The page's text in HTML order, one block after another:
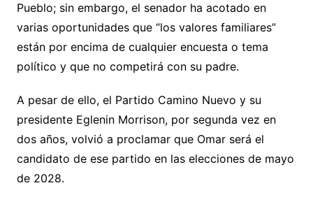
Pueblo; sin embargo, el senador ha acotado en
varias oportunidades que “los valores familiares”
están por encima de cualquier encuesta o tema
político y que no competirá con su padre.
A pesar de ello, el Partido Camino Nuevo y su
presidente Eglenin Morrison, por segunda vez en
dos años, volvió a proclamar que Omar será el
candidato de ese partido en las elecciones de mayo
de 2028.